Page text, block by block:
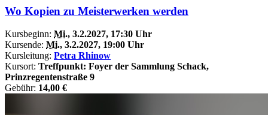
Wo Kopien zu Meisterwerken werden
Kursbeginn: Mi., 3.2.2027, 17:30 Uhr
Kursende: Mi., 3.2.2027, 19:00 Uhr
Kursleitung: Petra Rhinow
Kursort: Treffpunkt: Foyer der Sammlung Schack,
Prinzregentenstraße 9
Gebühr: 14,00 €